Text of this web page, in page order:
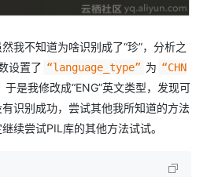
我不知道为啥识别成了“珍”，分析之
设置了 “language_type” 为 “CHN
于是我修改成“ENG”英文类型，发现可
识别成功，尝试其他我所知道的方法
续尝试PIL库的其他方法试试。